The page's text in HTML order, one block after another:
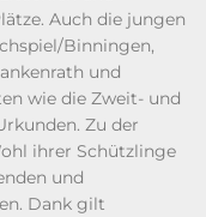
Auch die jungen
Binningen,
und
wie die Zweit- und
Zu der
ihrer Schützlinge
und
Dank gilt